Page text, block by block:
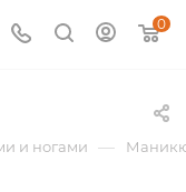
0
и ногами —